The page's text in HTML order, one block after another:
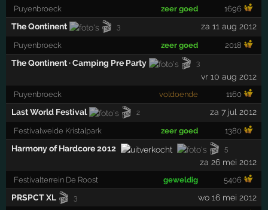
Puyenbroeck zeer goed 1696
The Qontinent 🎬 3 za 11 aug 2012
Puyenbroeck zeer goed 2018
The Qontinent · Camping Pre Party 🎬 3
vr 10 aug 2012
Puyenbroeck voldoende 1160
Last World Festival 🎬 2 za 7 jul 2012
Festivalweide Kristalpark zeer goed 1380
Harmony of Hardcore 2012 🎬 5
za 26 mei 2012
Festivalterrein De Roost geweldig 5406
PRSPCT XL 🎬 3 wo 16 mei 2012